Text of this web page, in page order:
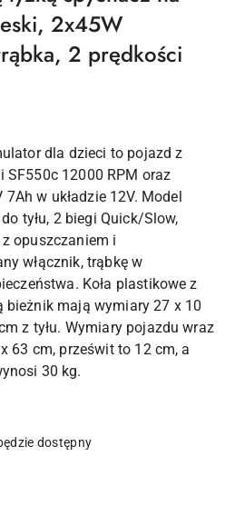
2x45W
2 prędkości
dla dzieci to pojazd z
SF550c 12000 RPM oraz
w układzie 12V. Model
tyłu, 2 biegi Quick/Slow,
opuszczaniem i
włącznik, trąbkę w
Koła plastikowe z
mają wymiary 27 x 10
z tyłu. Wymiary pojazdu wraz
63 cm, prześwit to 12 cm, a
30 kg.
dostępny